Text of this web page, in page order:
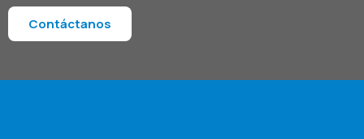
Contáctanos